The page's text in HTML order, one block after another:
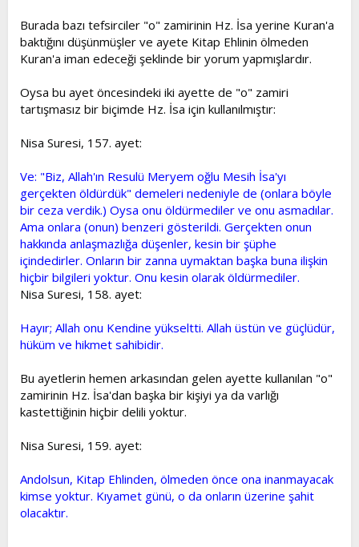
Burada bazı tefsirciler "o" zamirinin Hz. İsa yerine Kuran'a
baktığını düşünmüşler ve ayete Kitap Ehlinin ölmeden
Kuran'a iman edeceği şeklinde bir yorum yapmışlardır.
Oysa bu ayet öncesindeki iki ayette de "o" zamiri
tartışmasız bir biçimde Hz. İsa için kullanılmıştır:
Nisa Suresi, 157. ayet:
Ve: "Biz, Allah'ın Resulü Meryem oğlu Mesih İsa'yı
gerçekten öldürdük" demeleri nedeniyle de (onlara böyle
bir ceza verdik.) Oysa onu öldürmediler ve onu asmadılar.
Ama onlara (onun) benzeri gösterildi. Gerçekten onun
hakkında anlaşmazlığa düşenler, kesin bir şüphe
içindedirler. Onların bir zanna uymaktan başka buna ilişkin
hiçbir bilgileri yoktur. Onu kesin olarak öldürmediler.
Nisa Suresi, 158. ayet:
Hayır; Allah onu Kendine yükseltti. Allah üstün ve güçlüdür,
hüküm ve hikmet sahibidir.
Bu ayetlerin hemen arkasından gelen ayette kullanılan "o"
zamirinin Hz. İsa'dan başka bir kişiyi ya da varlığı
kastettiğinin hiçbir delili yoktur.
Nisa Suresi, 159. ayet:
Andolsun, Kitap Ehlinden, ölmeden önce ona inanmayacak
kimse yoktur. Kıyamet günü, o da onların üzerine şahit
olacaktır.